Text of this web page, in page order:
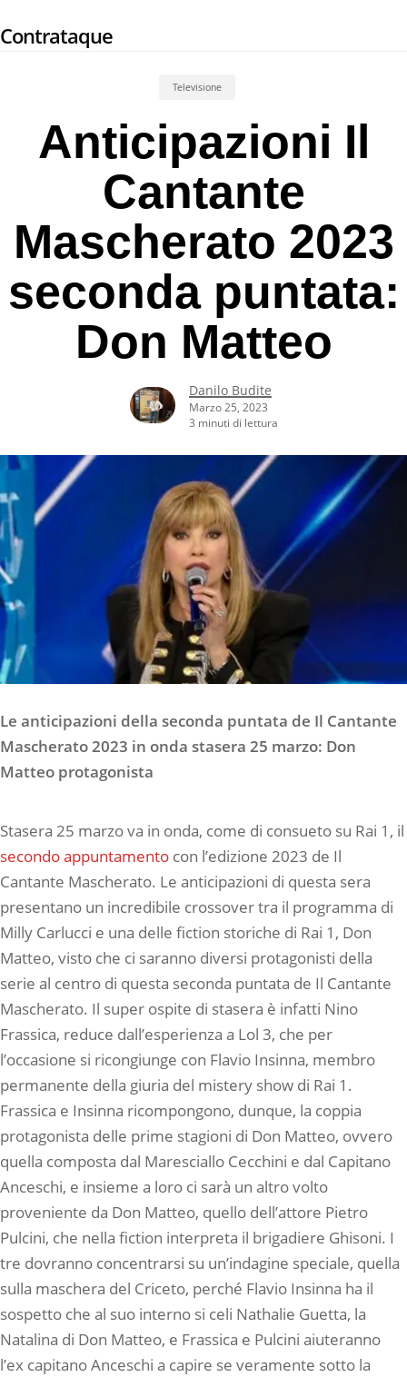
to
Contrataque
Televisione
Anticipazioni Il
Cantante
Mascherato 2023
seconda puntata:
Don Matteo
Danilo Budite
Marzo 25, 2023
3 minuti di lettura
Le anticipazioni della seconda puntata de Il Cantante
Mascherato 2023 in onda stasera 25 marzo: Don
Matteo protagonista
Stasera 25 marzo va in onda, come di consueto su Rai 1, il
secondo appuntamento con l’edizione 2023 de Il
Cantante Mascherato. Le anticipazioni di questa sera
presentano un incredibile crossover tra il programma di
Milly Carlucci e una delle fiction storiche di Rai 1, Don
Matteo, visto che ci saranno diversi protagonisti della
serie al centro di questa seconda puntata de Il Cantante
Mascherato. Il super ospite di stasera è infatti Nino
Frassica, reduce dall’esperienza a Lol 3, che per
l’occasione si ricongiunge con Flavio Insinna, membro
permanente della giuria del mistery show di Rai 1.
Frassica e Insinna ricompongono, dunque, la coppia
protagonista delle prime stagioni di Don Matteo, ovvero
quella composta dal Maresciallo Cecchini e dal Capitano
Anceschi, e insieme a loro ci sarà un altro volto
proveniente da Don Matteo, quello dell’attore Pietro
Pulcini, che nella fiction interpreta il brigadiere Ghisoni. I
tre dovranno concentrarsi su un’indagine speciale, quella
sulla maschera del Criceto, perché Flavio Insinna ha il
sospetto che al suo interno si celi Nathalie Guetta, la
Natalina di Don Matteo, e Frassica e Pulcini aiuteranno
l’ex capitano Anceschi a capire se veramente sotto la